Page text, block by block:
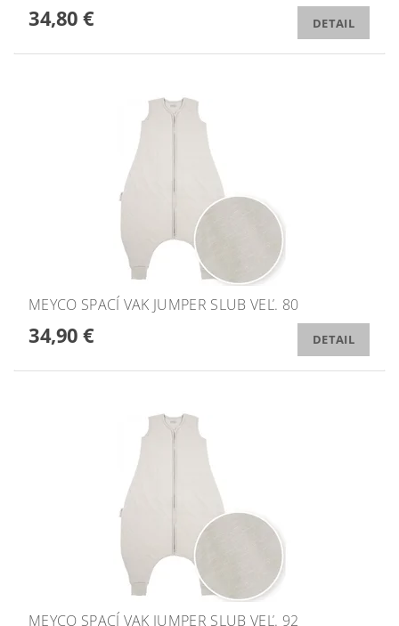
34,80 € DETAIL
MEYCO SPACÍ VAK JUMPER SLUB VEĽ. 80
34,90 € DETAIL
MEYCO SPACÍ VAK JUMPER SLUB VEĽ. 92